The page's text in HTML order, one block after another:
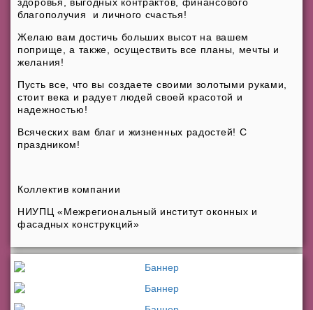
благополучия и личного счастья!
Желаю вам достичь больших высот на вашем
поприще, а также, осуществить все планы, мечты и
желания!
Пусть все, что вы создаете своими золотыми руками,
стоит века и радует людей своей красотой и
надежностью!
Всяческих вам благ и жизненных радостей! С
праздником!
Коллектив компании
НИУПЦ «Межрегиональный институт оконных и
фасадных конструкций»